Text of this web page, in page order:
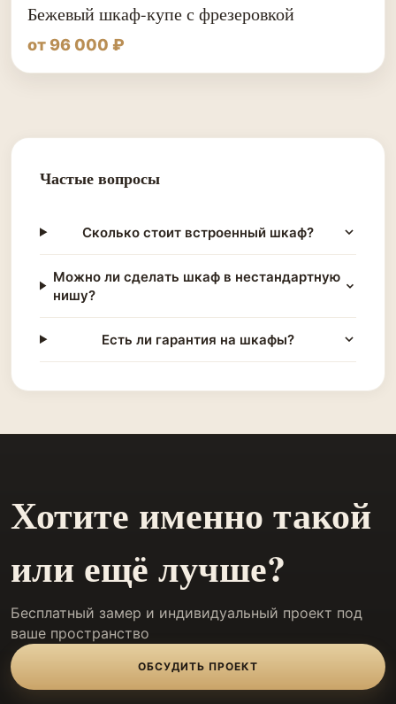
Бежевый шкаф-купе с фрезеровкой
от 96 000 ₽
Частые вопросы
Сколько стоит встроенный шкаф?
Можно ли сделать шкаф в нестандартную
нишу?
Есть ли гарантия на шкафы?
Хотите именно такой
или ещё лучше?
Бесплатный замер и индивидуальный проект под
ваше пространство
ОБСУДИТЬ ПРОЕКТ